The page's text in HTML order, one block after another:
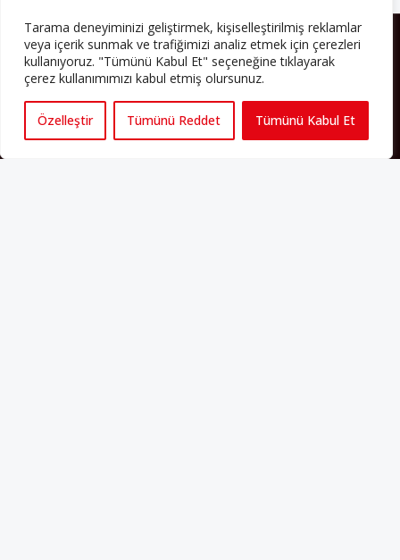
Tarama deneyiminizi geliştirmek, kişiselleştirilmiş reklamlar
veya içerik sunmak ve trafiğimizi analiz etmek için çerezleri
kullanıyoruz. "Tümünü Kabul Et" seçeneğine tıklayarak
çerez kullanımımızı kabul etmiş olursunuz.
Özelleştir Tümünü Reddet Tümünü Kabul Et
HAKKIMIZDA
Avrupa’ya işçi göçü yarım asrı ardında bırakırken Müslümanlar da
bulundukları ülkelerde kalıcı hâle geldiler. Bu durum “vatan”,
“aidiyet”, “İslam” ve “Avrupa” gibi birçok kavramın çift taraflı olarak
sorgulanmasına neden oldu. Avrupa’da yerleşik bir Müslüman
cemaatin oluşması, hem yerleşik kültür ve siyasi düzen için, hem